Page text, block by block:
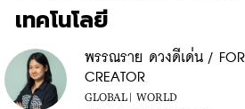
เทคโนโลยี
พรรณราย ดวงดีเด่น /
CREATOR
GLOBAL | WORLD